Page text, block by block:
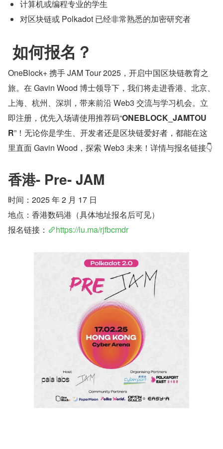
计算机或编程专业的学生
对区块链或 Polkadot 已经非常熟悉的加密研究者
如何报名？
OneBlock+ 携手 JAM Tour 2025，开启中国区块链教育之
旅。在 Gavin Wood 博士领导下，我们将走进香港、北京、
上海、杭州、深圳，带来前沿 Web3 交流与学习机会。立
即注册，优先入场请使用推荐码“ONEBLOCK_JAMTOU
R”！无论你是学生、开发者还是区块链爱好者，都能在这
里直面 Gavin Wood，探索 Web3 未来！详情与报名链接👇
香港- Pre- JAM
时间：2025 年 2 月 17 日
地点：香港数码港（具体地址报名后可见）
报名链接：
https://lu.ma/rjfbcmdr